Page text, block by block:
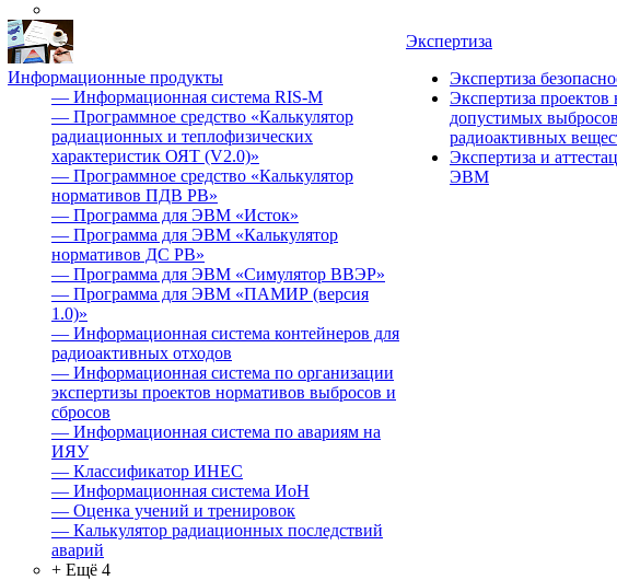
Информационные продукты
— Информационная система RIS-M
— Программное средство «Калькулятор
радиационных и теплофизических
характеристик ОЯТ (V2.0)»
— Программное средство «Калькулятор
нормативов ПДВ РВ»
— Программа для ЭВМ «Исток»
— Программа для ЭВМ «Калькулятор
нормативов ДС РВ»
— Программа для ЭВМ «Симулятор ВВЭР»
— Программа для ЭВМ «ПАМИР (версия
1.0)»
— Информационная система контейнеров для
радиоактивных отходов
— Информационная система по организации
экспертизы проектов нормативов выбросов и
сбросов
— Информационная система по авариям на
ИЯУ
— Классификатор ИНЕС
— Информационная система ИоН
— Оценка учений и тренировок
— Калькулятор радиационных последствий
аварий
+ Ещё 4
Экспертиза
Экспертиза
Экспертиза проектов
допустимых
радиоактивных
Экспертиза и
ЭВМ